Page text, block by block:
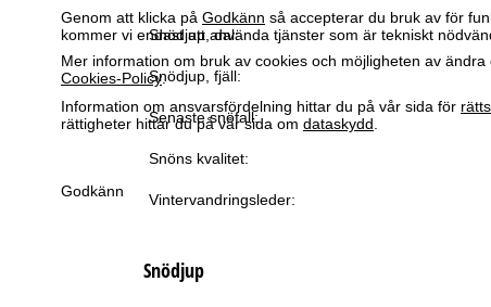
Genom att klicka på Godkänn så accepterar du bruk av för
kommer vi endast att använda tjänster som är tekniskt
Mer information om bruk av cookies och möjligheten av
Cookies-Policy.
Information om ansvarsfördelning hittar du på vår sida för
rättigheter hittar du på vår sida om dataskydd
Godkänn
i
d
a
Snödjup, dal:
Snödjup, fjäll:
Senaste snöfall:
Snöns kvalitet:
Vintervandringsleder:
Snödjup